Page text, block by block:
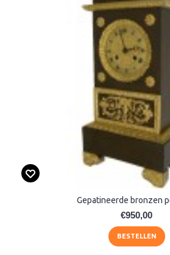
Gepatineerde bronzen
€950,00
BESTELLEN